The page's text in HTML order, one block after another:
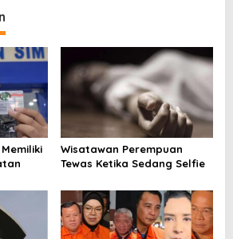
Wisatawan Perempuan
Tewas Ketika Sedang Selfie